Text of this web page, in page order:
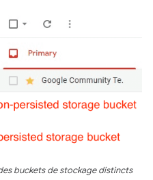
buckets de stockage distincts